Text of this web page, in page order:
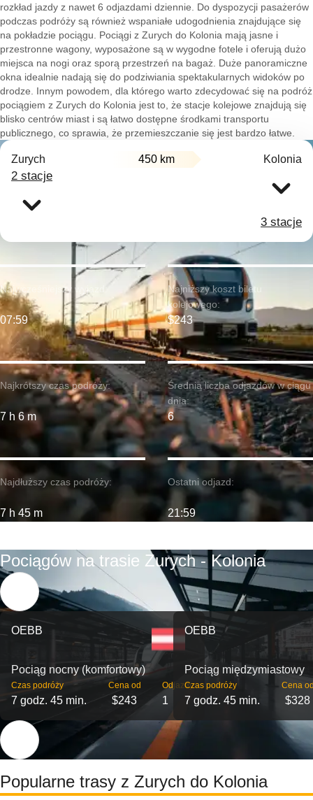
rozkład jazdy z nawet 6 odjazdami dziennie. Do dyspozycji pasażerów
podczas podróży są również wspaniałe udogodnienia znajdujące się
na pokładzie pociągu. Pociągi z Zurych do Kolonia mają jasne i
przestronne wagony, wyposażone są w wygodne fotele i oferują dużo
miejsca na nogi oraz sporą przestrzeń na bagaż. Duże panoramiczne
okna idealnie nadają się do podziwiania spektakularnych widoków po
drodze. Innym powodem, dla którego warto zdecydować się na podróż
pociągiem z Zurych do Kolonia jest to, że stacje kolejowe znajdują się
blisko centrów miast i są łatwo dostępne środkami transportu
publicznego, co sprawia, że przemieszczanie się jest bardzo łatwe.
Zurych 450 km Kolonia
2 stacje
3 stacje
Najkrótszy czas podróży:
7 h 6 m
Najwcześniejszy wyjazd:
07:59
Najdłuższy czas podróży:
7 h 45 m
Najniższy koszt biletu
kolejowego:
$243
Średnia liczba odjazdów w ciągu
dnia:
6
Ostatni odjazd:
21:59
Pociągów na trasie Zurych - Kolonia
OEBB
Pociąg nocny (komfortowy)
Czas podróży
7 godz. 45 min.
Cena od
$243
Odjazdy
1
OEBB
Pociąg międzymiastowy
Czas podróży
7 godz. 45 min.
Cena
$328
Popularne trasy z Zurych do Kolonia